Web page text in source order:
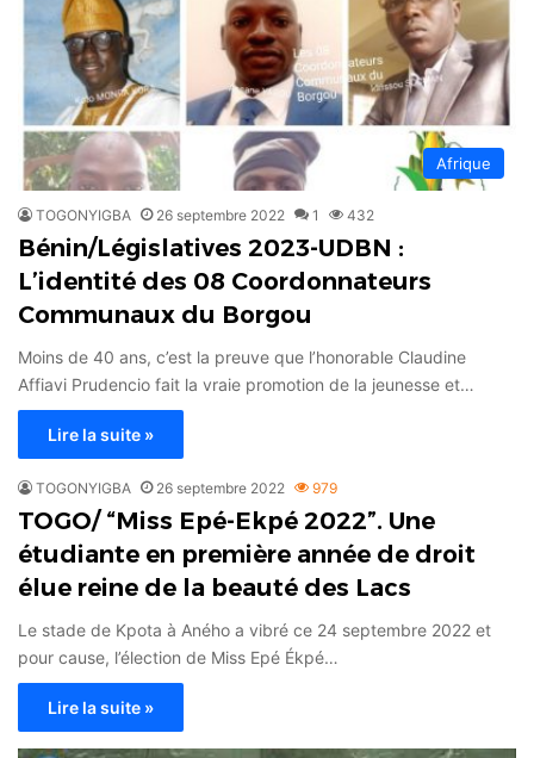
Afrique
TOGONYIGBA 26 septembre 2022 1 432
Bénin/Législatives 2023-UDBN :
L’identité des 08 Coordonnateurs
Communaux du Borgou
Moins de 40 ans, c’est la preuve que l’honorable Claudine
Affiavi Prudencio fait la vraie promotion de la jeunesse et…
Lire la suite »
TOGONYIGBA 26 septembre 2022 979
TOGO/ “Miss Epé-Ekpé 2022”. Une
étudiante en première année de droit
élue reine de la beauté des Lacs
Le stade de Kpota à Aného a vibré ce 24 septembre 2022 et
pour cause, l’élection de Miss Epé Ékpé…
Lire la suite »